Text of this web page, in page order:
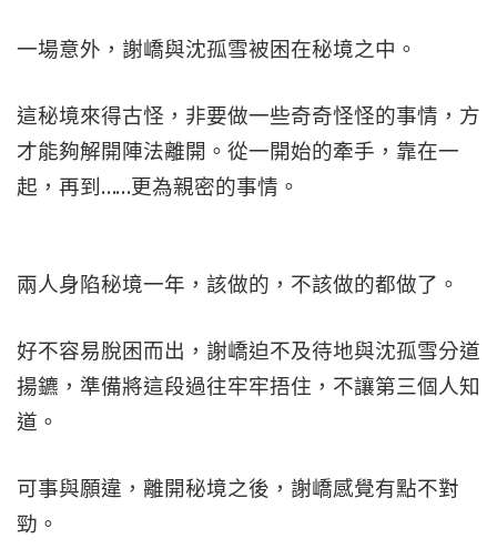
一場意外，謝嶠與沈孤雪被困在秘境之中。
這秘境來得古怪，非要做一些奇奇怪怪的事情，方
才能夠解開陣法離開。從一開始的牽手，靠在一
起，再到……更為親密的事情。
兩人身陷秘境一年，該做的，不該做的都做了。
好不容易脫困而出，謝嶠迫不及待地與沈孤雪分道
揚鑣，準備將這段過往牢牢捂住，不讓第三個人知
道。
可事與願違，離開秘境之後，謝嶠感覺有點不對
勁。